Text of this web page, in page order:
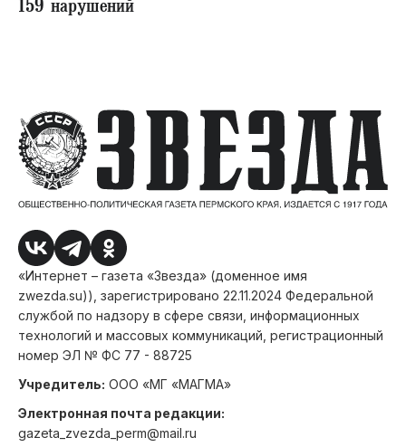
159 нарушений
«Интернет – газета «Звезда» (доменное имя
zwezda.su)), зарегистрировано 22.11.2024 Федеральной
службой по надзору в сфере связи, информационных
технологий и массовых коммуникаций, регистрационный
номер ЭЛ № ФС 77 - 88725
Учредитель: ООО «МГ «МАГМА»
Электронная почта редакции:
gazeta_zvezda_perm@mail.ru